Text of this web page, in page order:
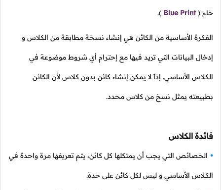
خام (
Blue Print
).
الفكرة الأساسية من الكائن هي إنشاء نسخة مطابقة من الكلاس و
إدخال البيانات التي تريد فيها مع إحترام أي شروط موضوعة في
الكلاس الأساسي. إذاً لا يمكن إنشاء كائن بدون كلاس لأن الكائن
بطبيعته يمثل نسخ من كلاس محدد.
فائدة الكلاس
الخصائص التي يجب أن يمتكلها كل كائن، يتم تعريفها مرة واحدة في
الكلاس الأساسي و ليس لكل كائن على حدة.